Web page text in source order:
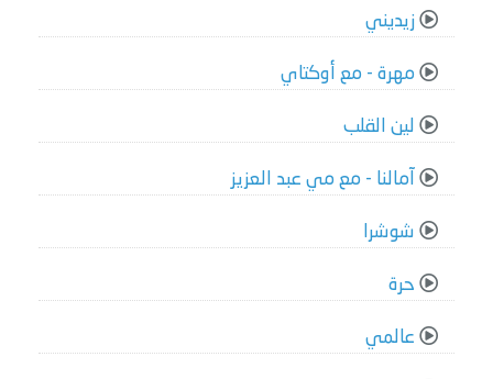
زيديني
مهرة - مع أوكتاي
لين القلب
آمالنا - مع مي عبد العزيز
شوشرا
حرة
عالمي